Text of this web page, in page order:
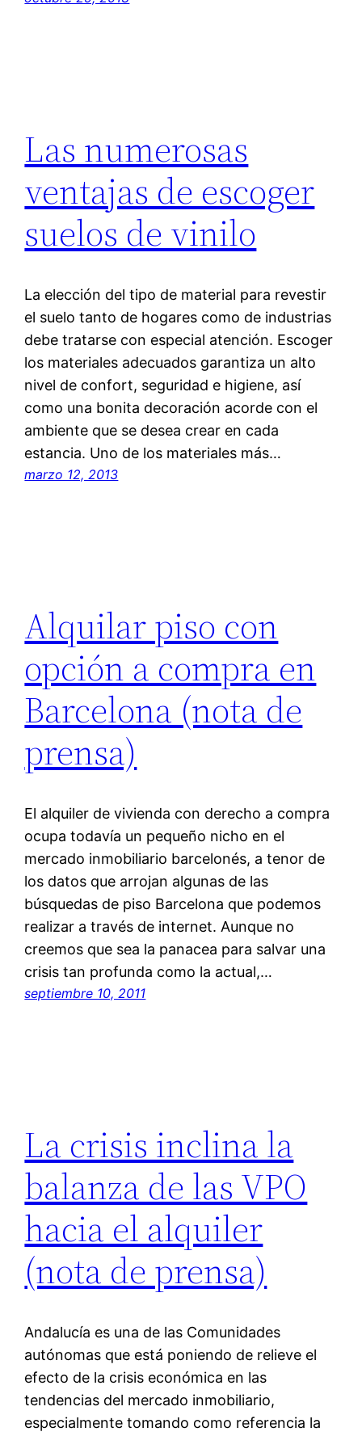
Las numerosas
ventajas de escoger
suelos de vinilo
La elección del tipo de material para revestir
el suelo tanto de hogares como de industrias
debe tratarse con especial atención. Escoger
los materiales adecuados garantiza un alto
nivel de confort, seguridad e higiene, así
como una bonita decoración acorde con el
ambiente que se desea crear en cada
estancia. Uno de los materiales más…
marzo 12, 2013
Alquilar piso con
opción a compra en
Barcelona (nota de
prensa)
El alquiler de vivienda con derecho a compra
ocupa todavía un pequeño nicho en el
mercado inmobiliario barcelonés, a tenor de
los datos que arrojan algunas de las
búsquedas de piso Barcelona que podemos
realizar a través de internet. Aunque no
creemos que sea la panacea para salvar una
crisis tan profunda como la actual,…
septiembre 10, 2011
La crisis inclina la
balanza de las VPO
hacia el alquiler
(nota de prensa)
Andalucía es una de las Comunidades
autónomas que está poniendo de relieve el
efecto de la crisis económica en las
tendencias del mercado inmobiliario,
especialmente tomando como referencia la